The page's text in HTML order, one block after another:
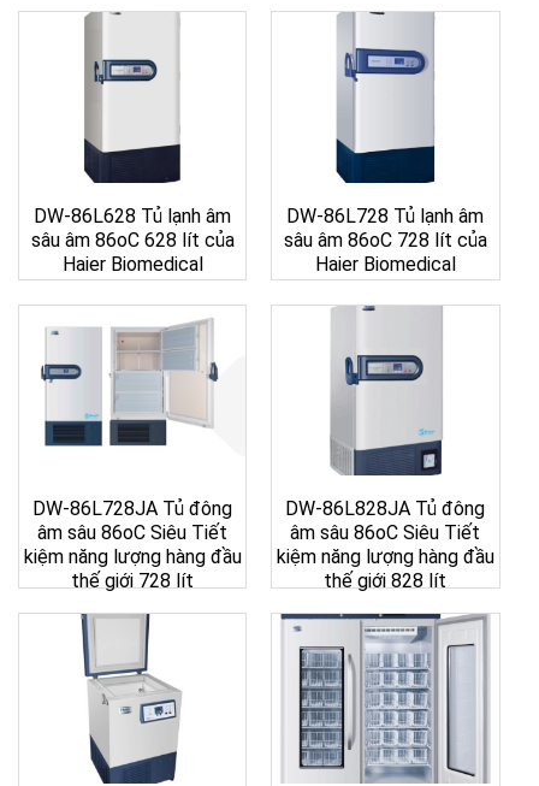
DW-86L628 Tủ lạnh âm
sâu âm 86oC 628 lít của
Haier Biomedical
DW-86L728 Tủ lạnh âm
sâu âm 86oC 728 lít của
Haier Biomedical
DW-86L728JA Tủ đông
âm sâu 86oC Siêu Tiết
kiệm năng lượng hàng đầu
thế giới 728 lít
DW-86L828JA Tủ đông
âm sâu 86oC Siêu Tiết
kiệm năng lượng hàng đầu
thế giới 828 lít